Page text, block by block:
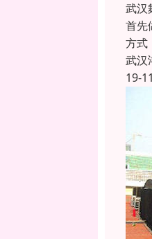
武汉
首先
方式
武汉
19-